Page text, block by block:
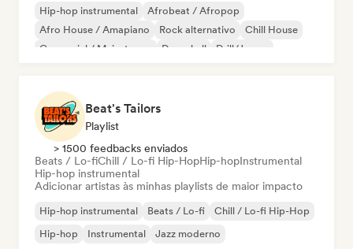
Hip-hop instrumental
Afrobeat / Afropop
Afro House / Amapiano
Rock alternativo
Chill House
Comercial / Mainstream
Dancehall Drill/Jersey
Beat's Tailors
Playlist
> 1500 feedbacks enviados
Beats / Lo-fiChill / Lo-fi Hip-HopHip-hopInstrumental
Hip-hop instrumental
Adicionar artistas às minhas playlists de maior impacto
Hip-hop instrumental Beats / Lo-fi
Chill / Lo-fi Hip-Hop
Hip-hop
Instrumental Jazz moderno